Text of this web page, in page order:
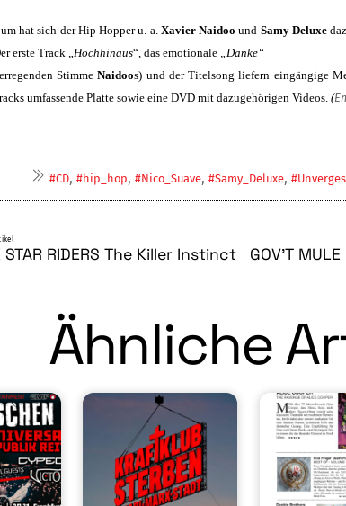
hat sich der Hip Hop­peru. a. Xavier Naidoo und Samy Deluxe
erste Tra­ck „ Hochhinaus“, das emotionale
„Danke“
StimmeNaido­os) und der Titelsong liefern eingängige
umfassende Platte sowie eine DVD mit dazugehörigen Videos. (
#CD, #hip_hop, #Nico_Suave, #Samy_Deluxe,
STAR RIDERS The Killer Instinct
GOV’T
Ähnliche